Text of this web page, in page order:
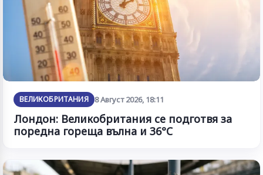
ВЕЛИКОБРИТАНИЯ 8 Август 2026, 18:11
Лондон: Великобритания се подготвя за
поредна гореща вълна и 36°C